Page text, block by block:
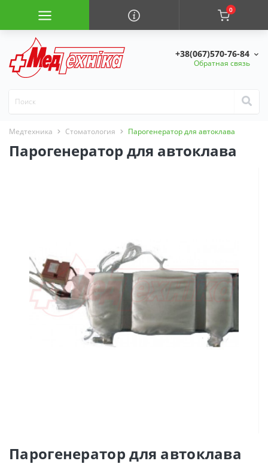
0
+38(067)570-76-84
Обратная связь
Медтехника Стоматология Парогенератор для автоклава
Парогенератор для автоклава
Парогенератор для автоклава